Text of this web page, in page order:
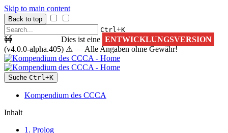
Skip to main content
Back to top
Ctrl+K
🚧 Dies ist eine ENTWICKLUNGSVERSION
(v4.0.0-alpha.405) ⚠ — Alle Angaben ohne Gewähr!
Suche Ctrl+K
Kompendium des CCCA
Inhalt
1. Prolog